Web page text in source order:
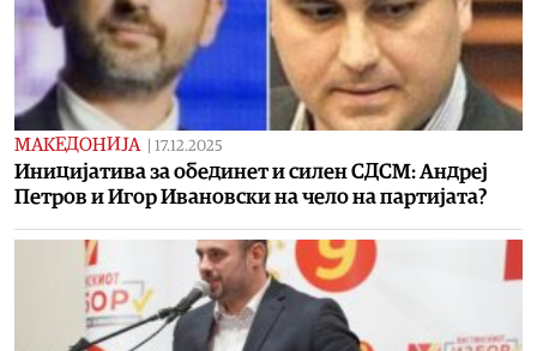
МАКЕДОНИЈА | 17.12.2025
Иницијатива за обединет и силен СДСМ: Андреј
Петров и Игор Ивановски на чело на партијата?